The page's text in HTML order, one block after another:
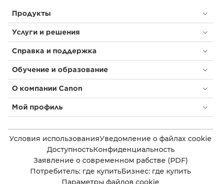
Продукты
Услуги и решения
Справка и поддержка
Обучение и образование
О компании Canon
Мой профиль
Условия использованияУведомление о файлах cookie
ДоступностьКонфиденциальность
Заявление о современном рабстве (PDF)
Потребитель: где купитьБизнес: где купить
Параметры файлов cookie